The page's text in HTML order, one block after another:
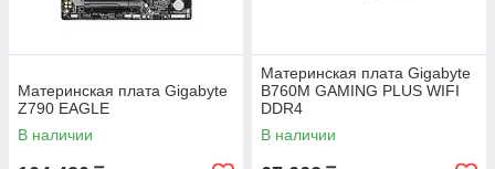
Материнская плата Gigabyte
Z790 EAGLE
В наличии
Материнская плата Gigabyte
B760M GAMING PLUS WIFI
DDR4
В наличии